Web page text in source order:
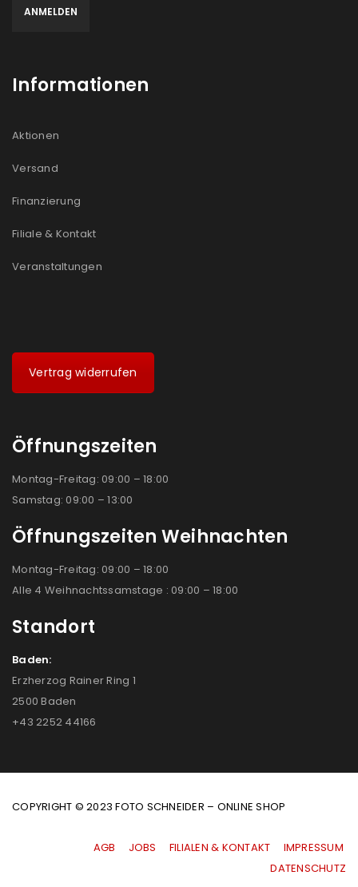
Informationen
Aktionen
Versand
Finanzierung
Filiale & Kontakt
Veranstaltungen
Vertrag widerrufen
Öffnungszeiten
Montag-Freitag: 09:00 – 18:00
Samstag: 09:00 – 13:00
Öffnungszeiten Weihnachten
Montag-Freitag: 09:00 – 18:00
Alle 4 Weihnachtssamstage : 09:00 – 18:00
Standort
Baden:
Erzherzog Rainer Ring 1
2500 Baden
+43 2252 44166
COPYRIGHT © 2023 FOTO SCHNEIDER – ONLINE SHOP
AGB JOBS FILIALEN & KONTAKT
IMPRESSUM
|DATENSCHUTZ